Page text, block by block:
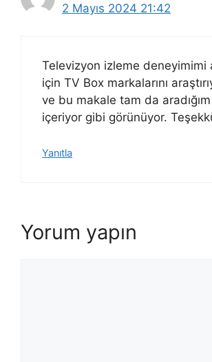
2 Mayıs 2024 21:42
Televizyon izleme deneyimimi
için TV Box markalarını
ve bu makale tam da
içeriyor gibi görünüyor.
Yanıtla
Yorum yapın